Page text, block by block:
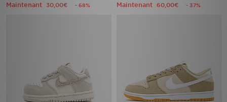
Maintenant 30,00€ - 68% Maintenant 60,00€ - 37%